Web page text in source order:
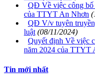
QĐ Về việc công bố
của TTYT An Nhơn
QĐ V/v tuyên
luật (08/11/2024)
Quyết định Về việc
năm 2024 của TTYT
Tin mới nhất